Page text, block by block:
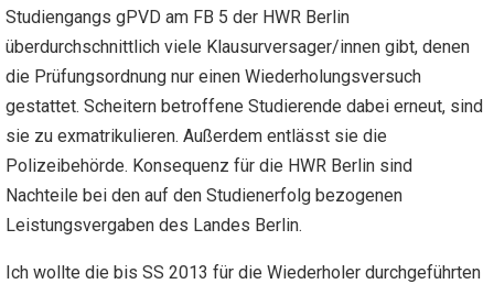
Studiengangs gPVD am FB 5 der HWR Berlin
überdurchschnittlich viele Klausurversager/innen gibt, denen
die Prüfungsordnung nur einen Wiederholungsversuch
gestattet. Scheitern betroffene Studierende dabei erneut, sind
sie zu exmatrikulieren. Außerdem entlässt sie die
Polizeibehörde. Konsequenz für die HWR Berlin sind
Nachteile bei den auf den Studienerfolg bezogenen
Leistungsvergaben des Landes Berlin.
Ich wollte die bis SS 2013 für die Wiederholer durchgeführten